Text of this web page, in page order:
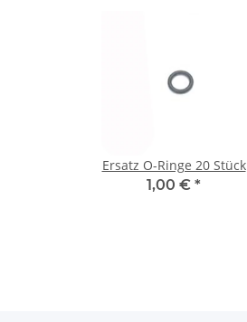
Ersatz O-Ringe 20 Stück
1,00 € *